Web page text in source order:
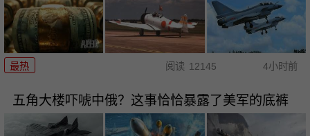
最热 阅读 12145 4小时前
五角大楼吓唬中俄？这事恰恰暴露了美军的底裤